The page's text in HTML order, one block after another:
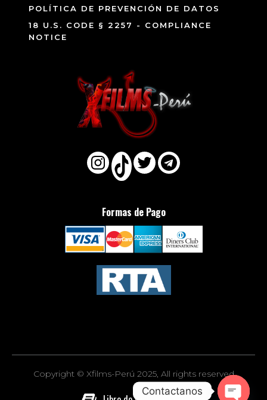
POLÍTICA DE PREVENCIÓN DE DATOS
18 U.S. CODE § 2257 - COMPLIANCE
NOTICE
Formas de Pago
Copyright © Xfilms-Perú 2025, All rights reserved
Contactanos